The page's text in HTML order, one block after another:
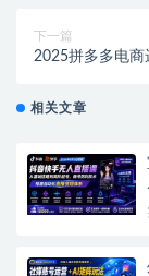
下一篇
2025拼多多电
相关文章